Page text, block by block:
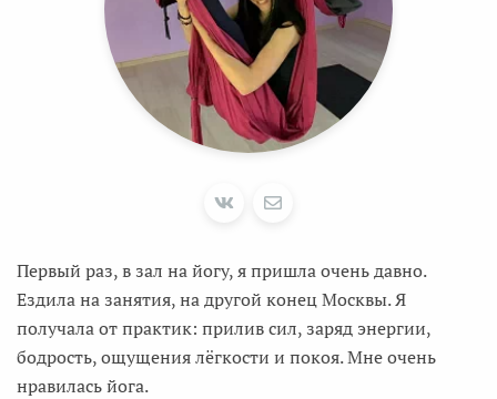
Первый раз, в зал на йогу, я пришла очень давно.
Ездила на занятия, на другой конец Москвы. Я
получала от практик: прилив сил, заряд энергии,
бодрость, ощущения лёгкости и покоя. Мне очень
нравилась йога.